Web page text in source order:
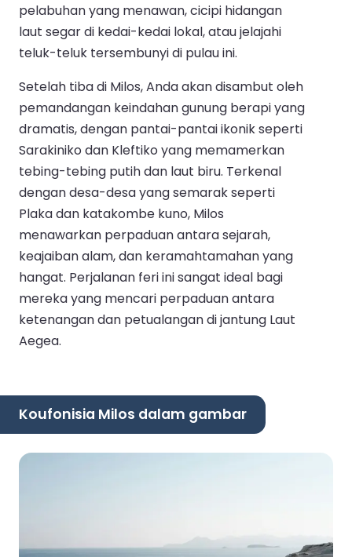
pelabuhan yang menawan, cicipi hidangan
laut segar di kedai-kedai lokal, atau jelajahi
teluk-teluk tersembunyi di pulau ini.
Setelah tiba di Milos, Anda akan disambut oleh
pemandangan keindahan gunung berapi yang
dramatis, dengan pantai-pantai ikonik seperti
Sarakiniko dan Kleftiko yang memamerkan
tebing-tebing putih dan laut biru. Terkenal
dengan desa-desa yang semarak seperti
Plaka dan katakombe kuno, Milos
menawarkan perpaduan antara sejarah,
keajaiban alam, dan keramahtamahan yang
hangat. Perjalanan feri ini sangat ideal bagi
mereka yang mencari perpaduan antara
ketenangan dan petualangan di jantung Laut
Aegea.
Koufonisia Milos dalam gambar